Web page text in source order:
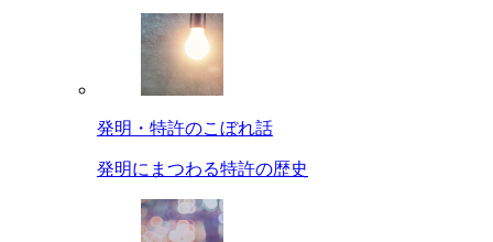
発明・特許のこぼれ話
発明にまつわる特許の歴史